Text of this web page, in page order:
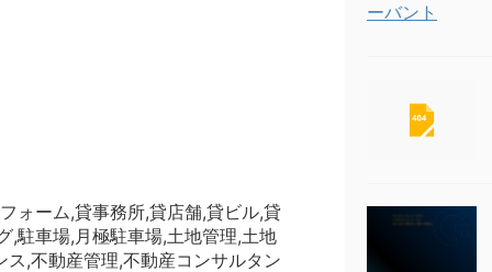
ォーム,貸事務所,貸店舗,貸ビル,貸
,駐車場,月極駐車場,土地管理,土地
,不動産管理,不動産コンサルタン